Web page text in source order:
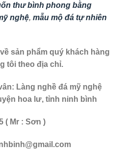
thư bình phong bằng
nghệ, mẫu mộ đá tự nhiên
sản phẩm quý khách hàng
tôi theo địa chỉ.
Làng nghề đá mỹ nghệ
hoa lư, tỉnh ninh bình
( Mr : Sơn )